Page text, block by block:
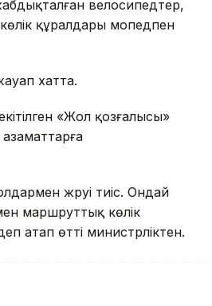
велосипедтер,
құралдары мопедпен
хатта.
«Жол қозғалысы»
жүруі тиіс. Ондай
маршруттық көлік
атап өтті министрліктен.